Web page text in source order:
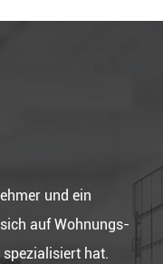
und ein
auf Wohnungs-
spezialisiert hat.